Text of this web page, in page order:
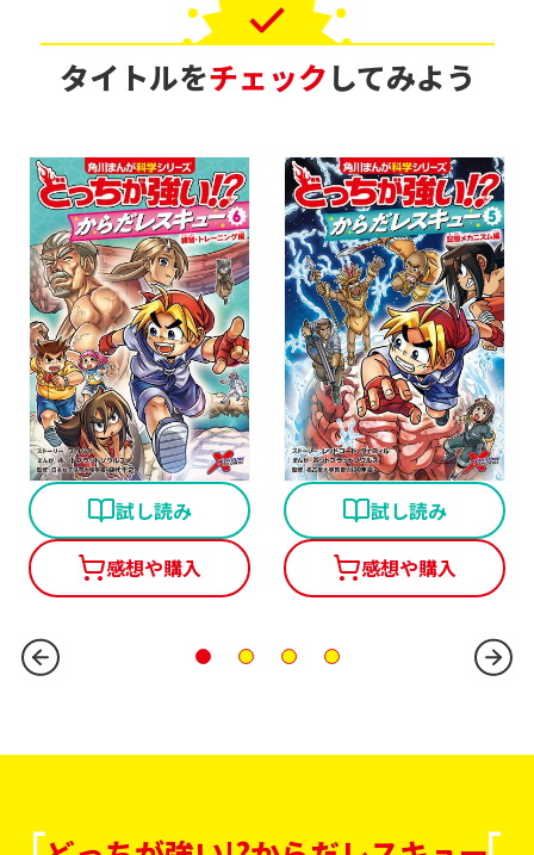
タイトルをチェックしてみよう
どっちが強い!? からだレスキュー(６) 練習・トレーニング
試し読み
感想や購入
どっちが強い!? からだレス
試し読み
感想や購入